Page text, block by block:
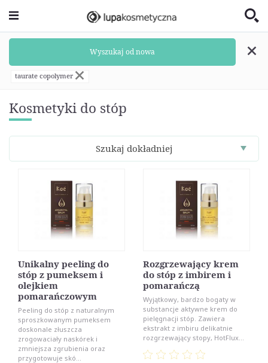
Kosmetyki do stóp
Wyszukaj od nowa
taurate copolymer
Szukaj dokładniej
Unikalny peeling do
stóp z pumeksem i
olejkiem
pomarańczowym
Peeling do stóp z naturalnym
sproszkowanym pumeksem
doskonale złuszcza
zrogowaciały naskórek i
zmniejsza zgrubienia oraz
przygotowuje skó...
Rozgrzewający krem
do stóp z imbirem i
pomarańczą
Wyjątkowy, bardzo bogaty w
substancje aktywne krem do
pielęgnacji stóp. Zawiera
ekstrakt z imbiru delikatnie
rozgrzewający stopy, HotFlux...